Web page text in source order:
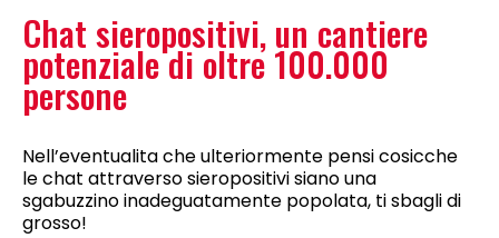
Chat sieropositivi, un cantiere
potenziale di oltre 100.000
persone
Nell’eventualita che ulteriormente pensi cosicche
le chat attraverso sieropositivi siano una
sgabuzzino inadeguatamente popolata, ti sbagli di
grosso!